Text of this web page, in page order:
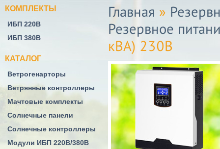
КОМПЛЕКТЫ
ИБП 220В
ИБП 380В
КАТАЛОГ
Ветрогенарторы
Ветрянные контроллеры
Мачтовые комплекты
Солнечные панели
Солнечные контроллеры
Модули ИБП 220В/380В
Главная »
Резервное
кВА) 230В